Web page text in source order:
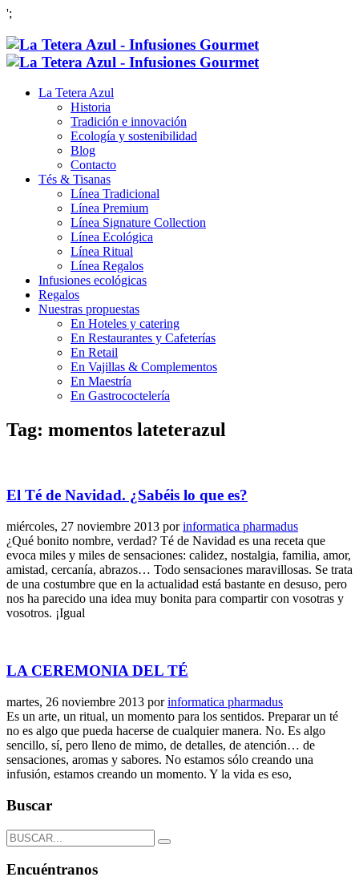
';
La Tetera Azul
Historia
Tradición e innovación
Ecología y sostenibilidad
Blog
Contacto
Tés & Tisanas
Línea Tradicional
Línea Premium
Línea Signature Collection
Línea Ecológica
Línea Ritual
Línea Regalos
Infusiones ecológicas
Regalos
Nuestras propuestas
En Hoteles y catering
En Restaurantes y Cafeterías
En Retail
En Vajillas & Complementos
En Maestría
En Gastrococtelería
Tag: momentos lateterazul
El Té de Navidad. ¿Sabéis lo que es?
miércoles, 27 noviembre 2013 porinformatica pharmadus
¿Qué bonito nombre, verdad? Té de Navidad es una receta que
evoca miles y miles de sensaciones: calidez, nostalgia, familia, amor,
amistad, cercanía, abrazos… Todo sensaciones maravillosas. Se trata
de una costumbre que en la actualidad está bastante en desuso, pero
nos ha parecido una idea muy bonita para compartir con vosotras y
vosotros. ¡Igual
LA CEREMONIA DEL TÉ
martes, 26 noviembre 2013 porinformatica pharmadus
Es un arte, un ritual, un momento para los sentidos. Preparar un té
no es algo que pueda hacerse de cualquier manera. No. Es algo
sencillo, sí, pero lleno de mimo, de detalles, de atención… de
sensaciones, aromas y sabores. No estamos sólo creando una
infusión, estamos creando un momento. Y la vida es eso,
Buscar
Encuéntranos